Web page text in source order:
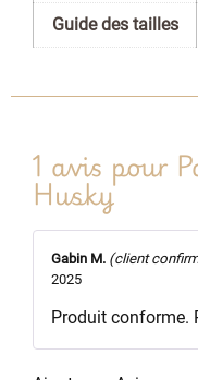
Guide des tailles
1 avis pour
Husky
Gabin M. (client
2025
Produit conforme.